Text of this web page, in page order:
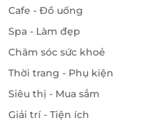
Cafe - Đồ uống
Spa - Làm đẹp
Chăm sóc sức khoẻ
Thời trang - Phụ kiện
Siêu thị - Mua sắm
Giải trí - Tiện ích